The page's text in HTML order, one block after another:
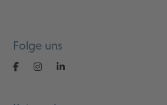
Folge uns